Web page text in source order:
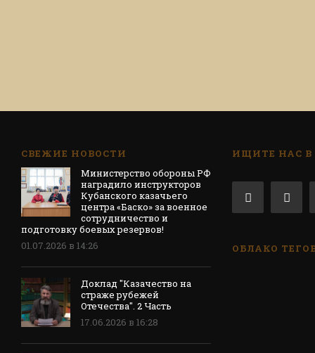
СВЕЖИЕ НОВОСТИ
Министерство обороны РФ
наградило инструкторов
Кубанского казачьего
центра «Баско» за военное
сотрудничество и
подготовку боевых резервов!
01.07.2026 в 14:26
Доклад "Казачество на
страже рубежей
Отечества". 2 Часть
17.06.2026 в 16:28
ИЩИТЕ НАС В
ОБЛАКО